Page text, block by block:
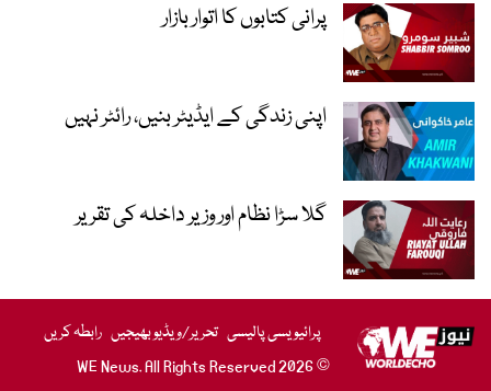
پرانی کتابوں کا اتوار بازار
اپنی زندگی کے ایڈیٹر بنیں، رائٹر نہیں
گلا سڑا نظام اور وزیر داخلہ کی تقریر
پرائیویسی پالیسی تحریر/ویڈیو بھیجیں رابطہ کریں
© 2026 WE News. All Rights Reserved